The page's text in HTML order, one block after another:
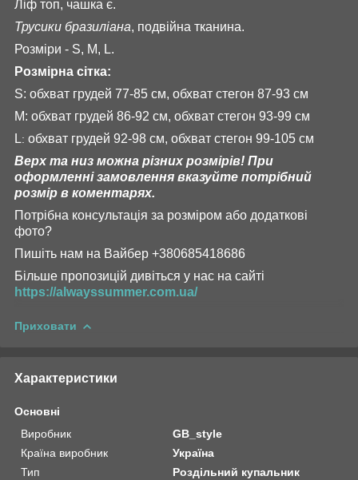
Ліф топ, чашка є.
Трусики бразиліана, подвійна тканина.
Розміри - S, M, L.
Розмірна сітка:
S: обхват грудей 77-85 см, обхват стегон 87-93 см
M: обхват грудей 86-92 см, обхват стегон 93-99 см
L: обхват грудей 92-98 см, обхват стегон 99-105 см
Верх та низ можна різних розмірів! При
оформленні замовлення вказуйте потрібний
розмір в коментарях.
Потрібна консультація за розміром або додаткові
фото?
Пишіть нам на Вайбер +380685418686
Більше пропозицій дивіться у нас на сайті
https://alwayssummer.com.ua/
Приховати
Характеристики
Основні
Виробник
GB_style
Країна виробник
Україна
Тип
Роздільний купальник